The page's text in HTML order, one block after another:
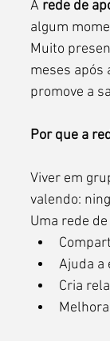
A rede de
algum
Muito
meses após
promove a
Por que a
Viver em
valendo:
Uma rede
Ajuda a
Cria